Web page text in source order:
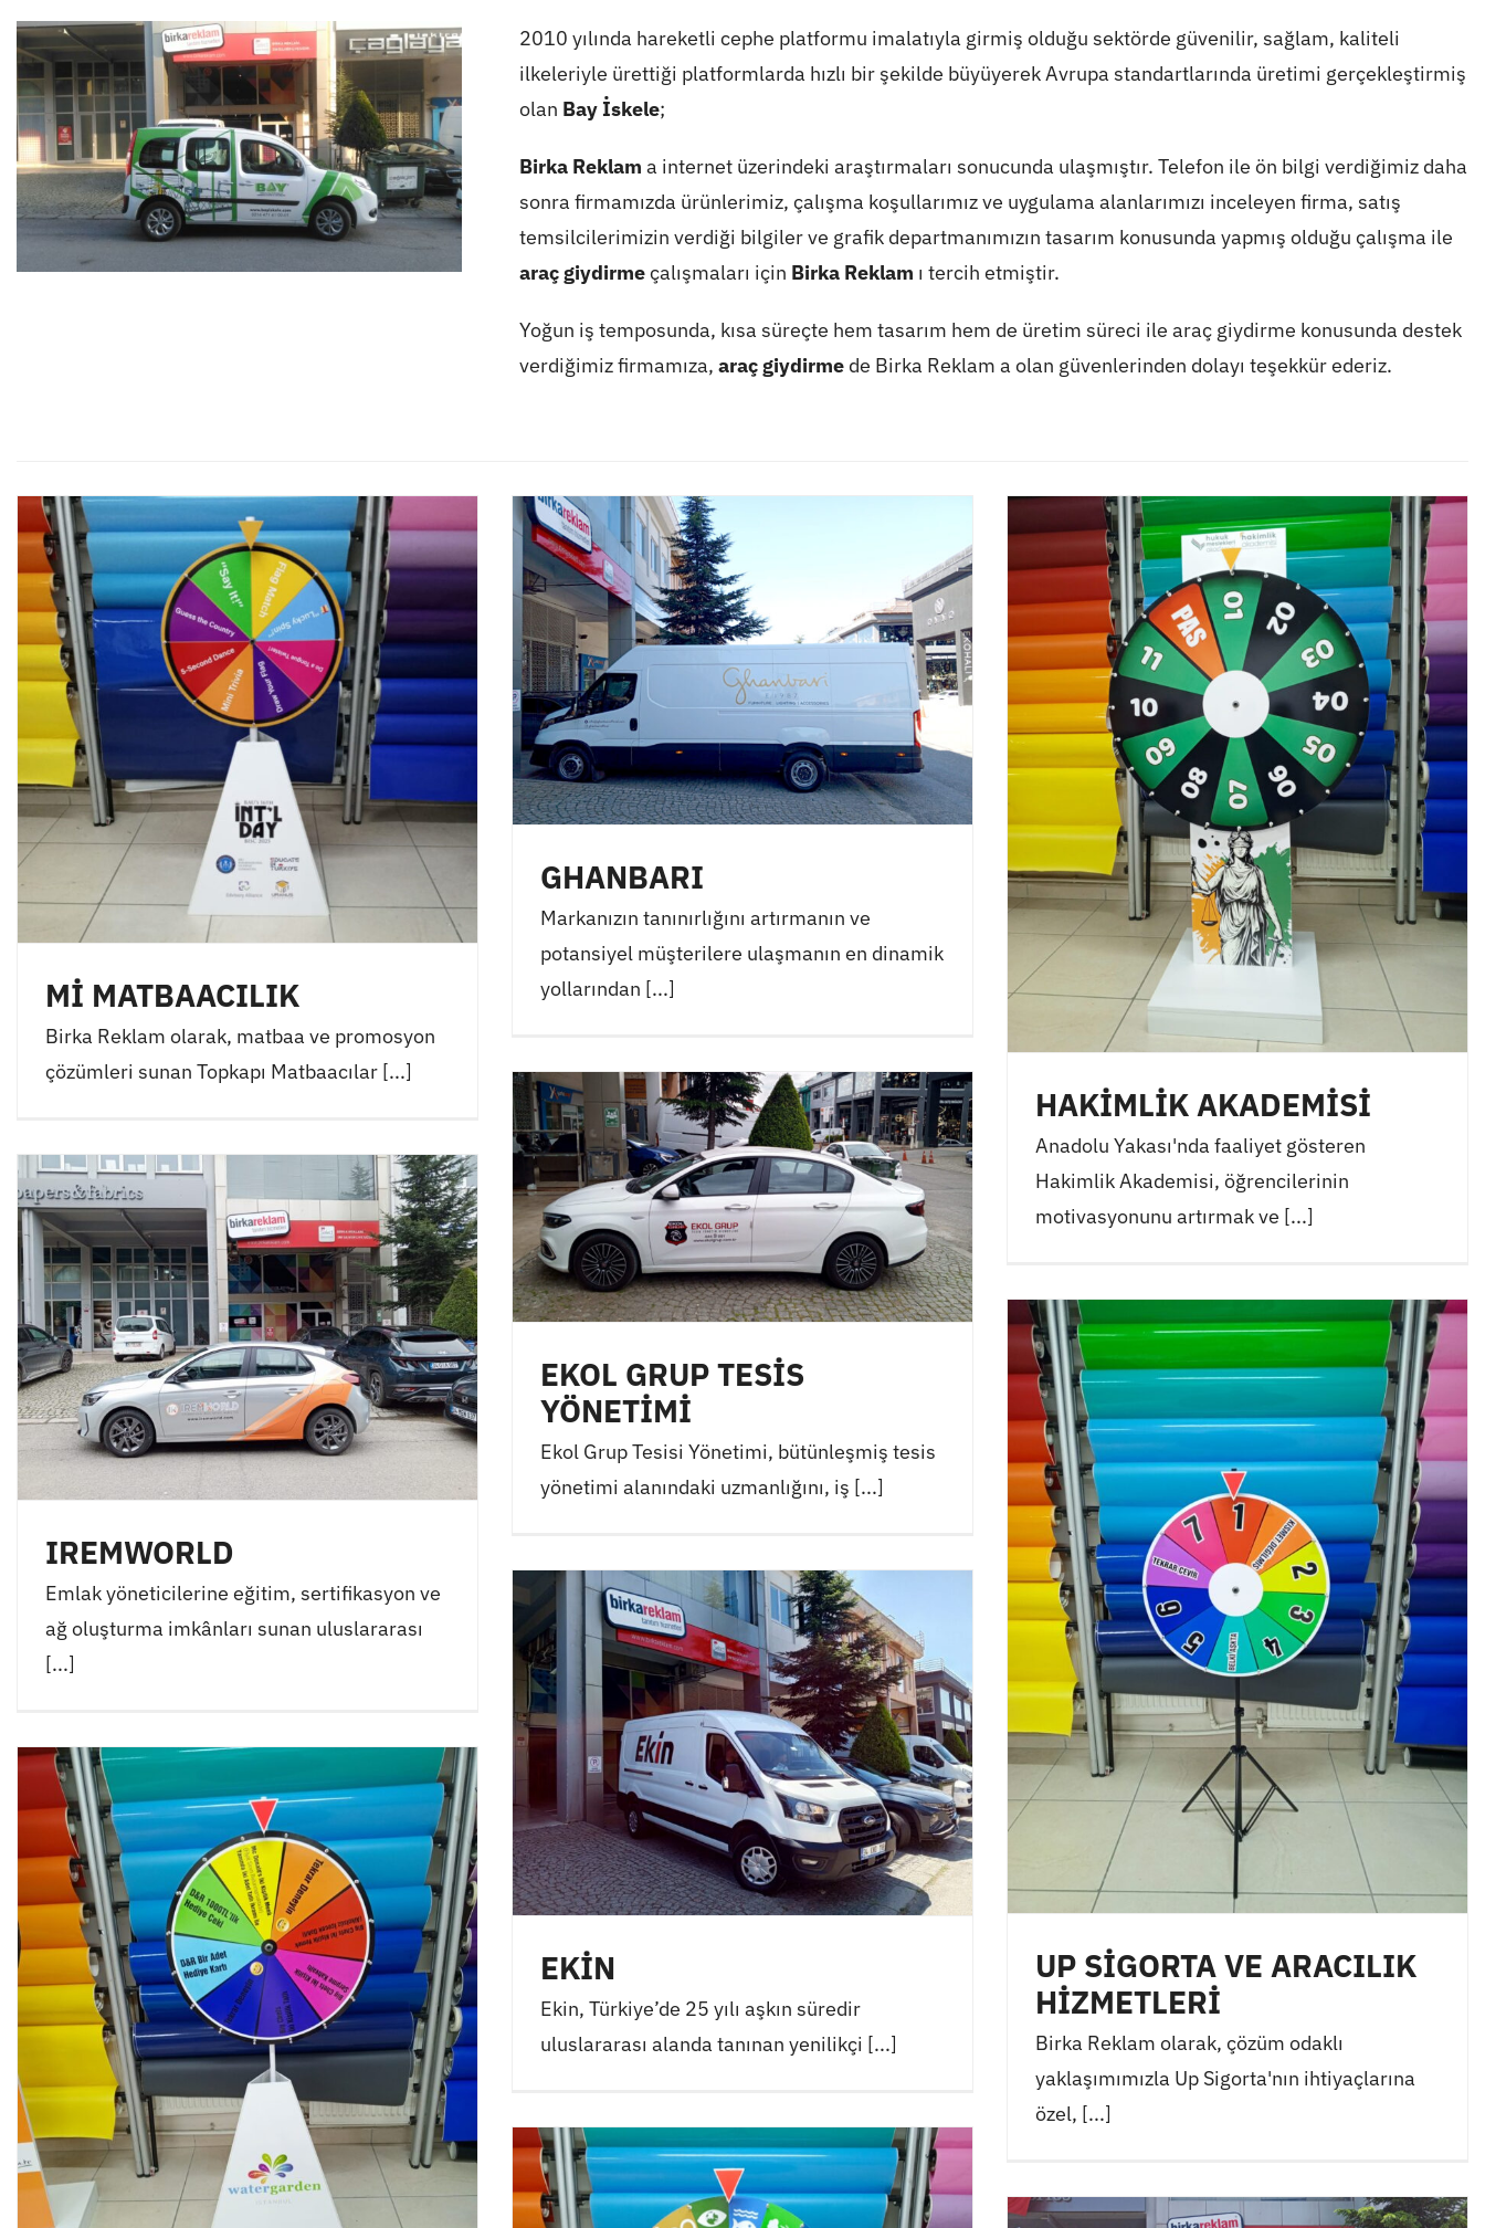
2010 yılında hareketli cephe platformu imalatıyla girmiş olduğu sektörde güvenilir, sağlam, kaliteli
ilkeleriyle ürettiği platformlarda hızlı bir şekilde büyüyerek Avrupa standartlarında üretimi gerçekleştirmiş
olan Bay İskele;
Birka Reklam a internet üzerindeki araştırmaları sonucunda ulaşmıştır. Telefon ile ön bilgi verdiğimiz daha
sonra firmamızda ürünlerimiz, çalışma koşullarımız ve uygulama alanlarımızı inceleyen firma, satış
temsilcilerimizin verdiği bilgiler ve grafik departmanımızın tasarım konusunda yapmış olduğu çalışma ile
araç giydirmeçalışmaları için Birka Reklam ı tercih etmiştir.
Yoğun iş temposunda, kısa süreçte hem tasarım hem de üretim süreci ile araç giydirme konusunda destek
verdiğimiz firmamıza,araç giydirme de Birka Reklam a olan güvenlerinden dolayı teşekkür ederiz.
Mİ MATBAACILIK
Birka Reklam olarak, matbaa ve promosyon
çözümleri sunan Topkapı Matbaacılar [...]
GHANBARI
Markanızın tanınırlığını artırmanın ve
potansiyel müşterilere ulaşmanın en dinamik
yollarından [...]
HAKİMLİK AKADEMİSİ
Anadolu Yakası'nda faaliyet gösteren
Hakimlik Akademisi, öğrencilerinin
motivasyonunu artırmak ve [...]
EKOL GRUP TESİS
YÖNETİMİ
Ekol Grup Tesisi Yönetimi, bütünleşmiş tesis
yönetimi alanındaki uzmanlığını, iş [...]
IREMWORLD
Emlak yöneticilerine eğitim, sertifikasyon ve
ağ oluşturma imkânları sunan uluslararası
[...]
UP SİGORTA VE ARACILIK
HİZMETLERİ
Birka Reklam olarak, çözüm odaklı
yaklaşımımızla Up Sigorta'nın ihtiyaçlarına
özel, [...]
EKİN
Ekin, Türkiye’de 25 yılı aşkın süredir
uluslararası alanda tanınan yenilikçi [...]